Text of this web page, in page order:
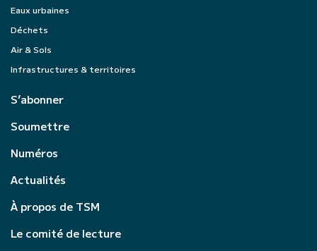
Eaux urbaines
Déchets
Air & Sols
Infrastructures & territoires
S’abonner
Soumettre
Numéros
Actualités
À propos de TSM
Le comité de lecture